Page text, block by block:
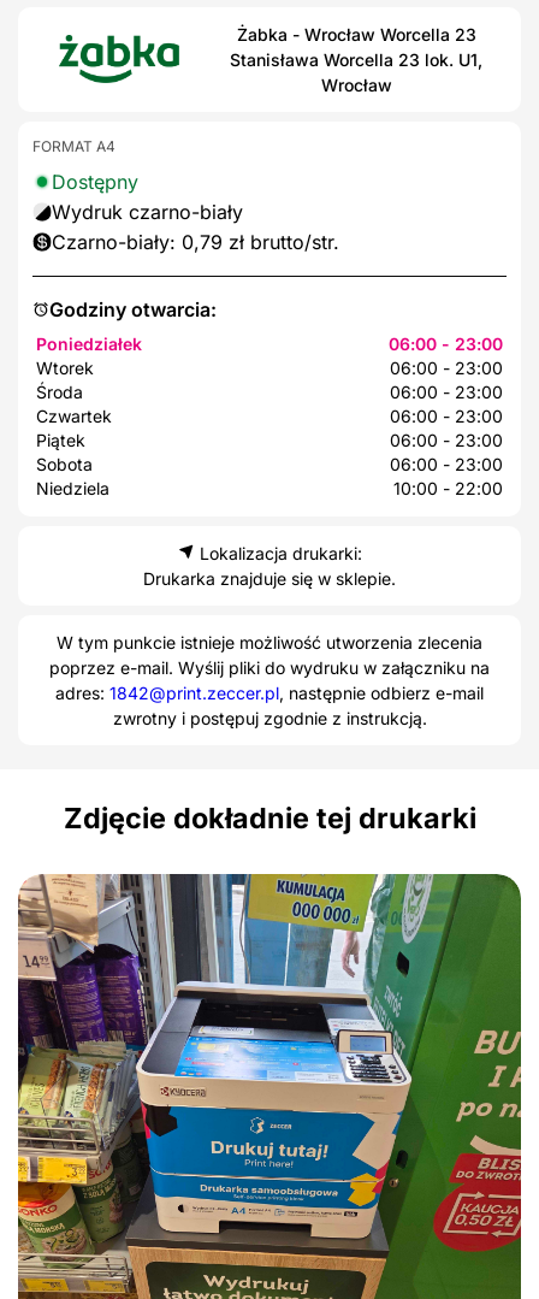
Żabka - Wrocław Worcella 23
Stanisława Worcella 23 lok. U1,
Wrocław
Godziny otwarcia:
Poniedziałek
06:00 - 23:00
Wtorek
06:00 - 23:00
Środa
06:00 - 23:00
Czwartek
06:00 - 23:00
Piątek
06:00 - 23:00
Sobota
06:00 - 23:00
Niedziela
10:00 - 22:00
FORMAT A4
Dostępny
Wydruk czarno-biały
Czarno-biały: 0,79 zł brutto/str.
Lokalizacja drukarki:
Drukarka znajduje się w sklepie.
W tym punkcie istnieje możliwość utworzenia zlecenia
poprzez e-mail. Wyślij pliki do wydruku w załączniku na
adres: 1842@print.zeccer.pl, następnie odbierz e-mail
zwrotny i postępuj zgodnie z instrukcją.
Zdjęcie dokładnie tej drukarki